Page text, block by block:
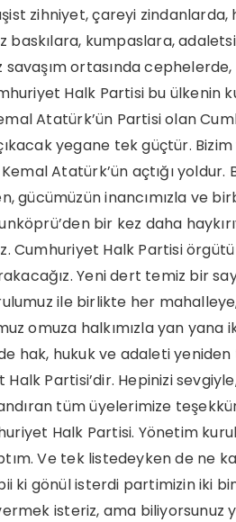
zihniyet, çareyi zindanlarda,
baskılara, kumpaslara,
savaşım ortasında
Halk Partisi bu ülkenin
Atatürk’ün Partisi olan
yegane tek güçtür.
Atatürk’ün açtığı yoldur.
gücümüzün inancımızla ve
bir kez daha
Cumhuriyet Halk Partisi örgütü
Yeni dert temiz bir
ile birlikte her
omuza halkımızla yan
hak, hukuk ve adaleti
Partisi’dir. Hepinizi
tüm üyelerimize
Halk Partisi. Yönetim
Ve tek listedeyken de ne
ki gönül isterdi partimizin iki
isteriz, ama biliyorsunuz